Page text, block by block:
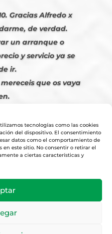
tecnologías como las cookies
del dispositivo. El consentimiento
datos como el comportamiento de
este sitio. No consentir o retirar el
a ciertas características y
Gracias Alfredo x
de verdad.
un arranque o
y servicio ya se
ir.
que os vaya
Venta Online
Agencia web-espana.es